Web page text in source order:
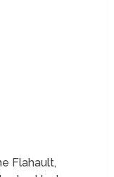
Flahault,